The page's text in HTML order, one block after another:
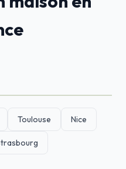
Toulouse Nice